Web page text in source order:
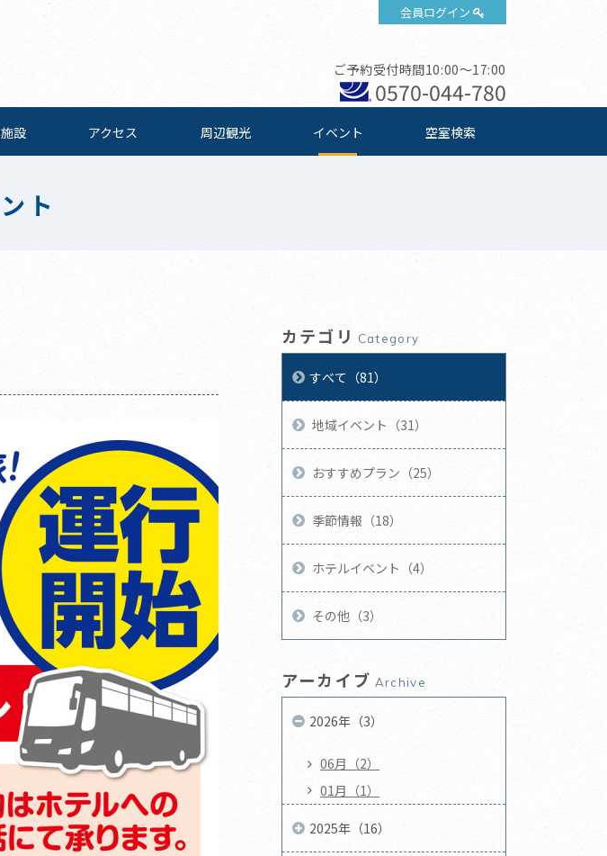
会員ログイン
ご予約受付時間10:00～17:00
0570-044-780
設 アクセス 周辺観光 イベント 空室検索
ト
カテゴリ Category
すべて（81）
地域イベント（31）
おすすめプラン（25）
季節情報（18）
ホテルイベント（4）
その他（3）
アーカイブ Archive
2026年（3）
06月（2）
01月（1）
2025年（16）